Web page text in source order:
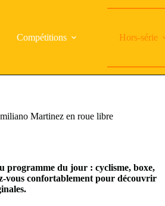
Compétitions Hors-série
Martinez en roue libre
programme du jour : cyclisme, boxe,
vous confortablement pour découvrir